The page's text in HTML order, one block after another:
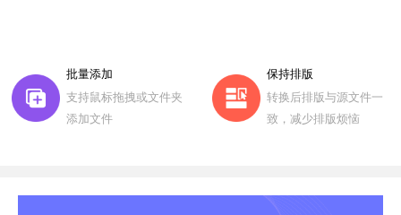
批量添加
支持鼠标拖拽或文件夹
添加文件
保持排版
转换后排版与源文件一
致，减少排版烦恼